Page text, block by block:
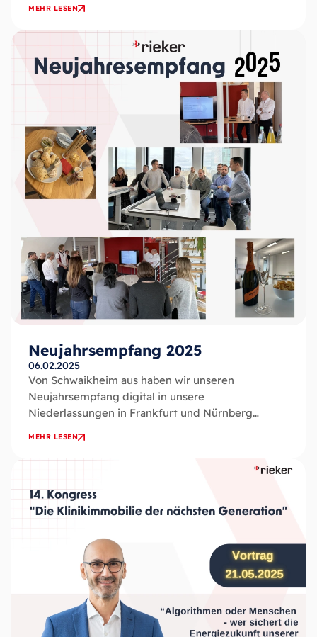
MEHR LESEN
Neujahrsempfang 2025
06.02.2025
Von Schwaikheim aus haben wir unseren
Neujahrsempfang digital in unsere
Niederlassungen in Frankfurt und Nürnberg
MEHR LESEN